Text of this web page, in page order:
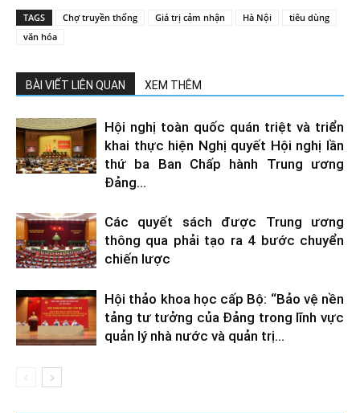
TAGS Chợ truyền thống Giá trị cảm nhận Hà Nội
tiêu dùng
văn hóa
BÀI VIẾT LIÊN QUAN XEM THÊM
Hội nghị toàn quốc quán triệt và triển
khai thực hiện Nghị quyết Hội nghị lần
thứ ba Ban Chấp hành Trung ương
Đảng...
Các quyết sách được Trung ương
thông qua phải tạo ra 4 bước chuyển
chiến lược
Hội thảo khoa học cấp Bộ: “Bảo vệ nền
tảng tư tưởng của Đảng trong lĩnh vực
quản lý nhà nước và quản trị...